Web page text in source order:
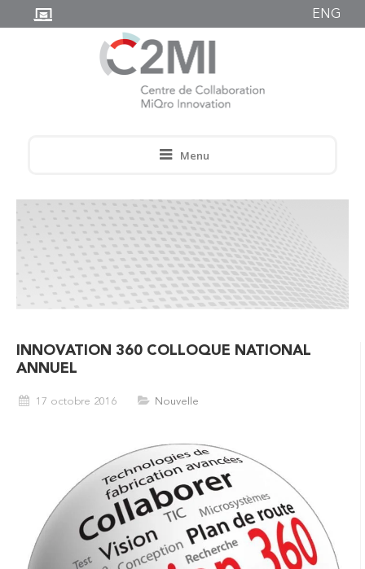
ENG
Menu
INNOVATION 360 COLLOQUE NATIONAL
ANNUEL
17 octobre 2016 Nouvelle